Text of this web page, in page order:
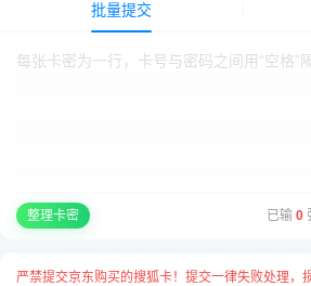
批量提交
整理卡密 已输 0
严禁提交京东购买的搜狐卡！提交一律失败处理，